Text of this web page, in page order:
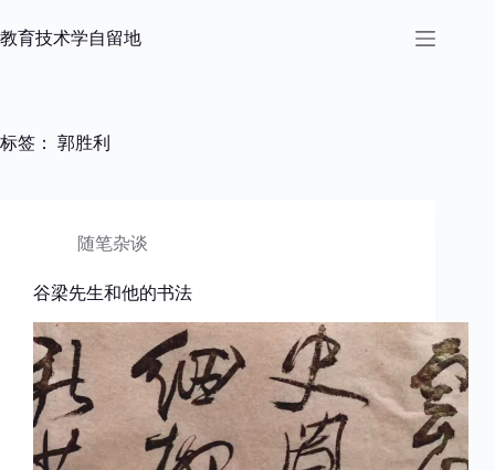
过
教育技术学自留地
标签： 郭胜利
随笔杂谈
谷梁先生和他的书法